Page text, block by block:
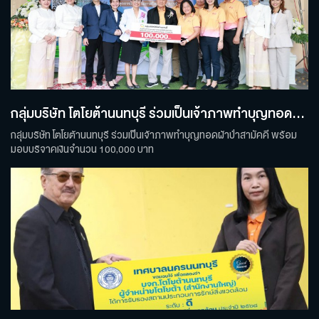
กลุ่มบริษัท โตโยต้านนทบุรี ร่วมเป็นเจ้าภาพทำบุญทอดผ้าป่าสามัคคี
กลุ่มบริษัท โตโยต้านนทบุรี ร่วมเป็นเจ้าภาพทำบุญทอดผ้าป่าสามัคคี พร้อม
มอบบริจาคเงินจำนวน 100,000 บาท